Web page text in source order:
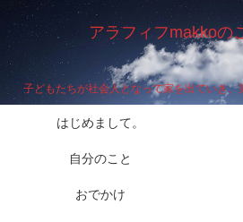
アラフィフmakkoの
子どもたちが社会人となって家を出ていき、
はじめまして。
自分のこと
おでかけ